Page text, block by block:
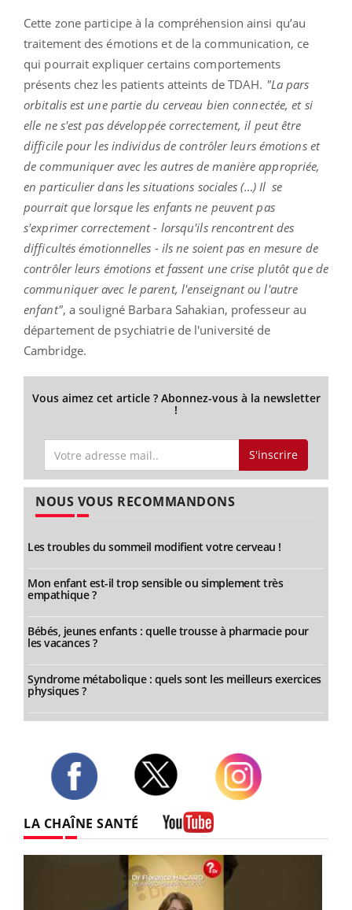
Cette zone participe à la compréhension ainsi qu’au
traitement des émotions et de la communication, ce
qui pourrait expliquer certains comportements
présents chez les patients atteints de TDAH. "La pars
orbitalis est une partie du cerveau bien connectée, et si
elle ne s'est pas développée correctement, il peut être
difficile pour les individus de contrôler leurs émotions et
de communiquer avec les autres de manière appropriée,
en particulier dans les situations sociales (…) Il se
pourrait que lorsque les enfants ne peuvent pas
s'exprimer correctement - lorsqu'ils rencontrent des
difficultés émotionnelles - ils ne soient pas en mesure de
contrôler leurs émotions et fassent une crise plutôt que de
communiquer avec le parent, l'enseignant ou l'autre
enfant", a souligné Barbara Sahakian, professeur au
département de psychiatrie de l'université de
Cambridge.
Vous aimez cet article ? Abonnez-vous à la newsletter
!
S'inscrire
NOUS VOUS RECOMMANDONS
Les troubles du sommeil modifient votre cerveau !
Mon enfant est-il trop sensible ou simplement très
empathique ?
Bébés, jeunes enfants : quelle trousse à pharmacie pour
les vacances ?
Syndrome métabolique : quels sont les meilleurs exercices
physiques ?
LA CHAÎNE SANTÉ